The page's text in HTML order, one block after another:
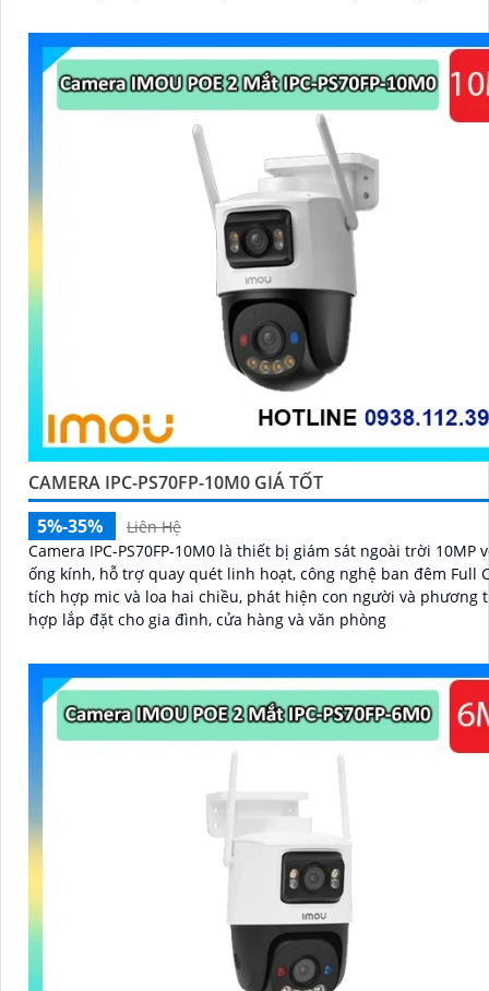
CAMERA IPC-PS70FP-10M0 GIÁ TỐT
5%-35%
Liên Hệ
Camera IPC-PS70FP-10M0 là thiết bị giám sát ngoài trời 10MP
ống kính, hỗ trợ quay quét linh hoạt, công nghệ ban đêm Full
tích hợp mic và loa hai chiều, phát hiện con người và phương
hợp lắp đặt cho gia đình, cửa hàng và văn phòng